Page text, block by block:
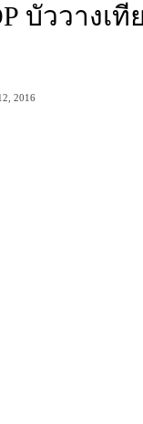
บัววางเ
2016